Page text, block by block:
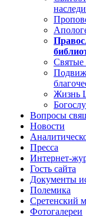
Святые
Жизнь
Вопросы
Новости
Пресса
Интернет-
Гость сайта
Документы
Полемика
Сретенский
Фотогалереи